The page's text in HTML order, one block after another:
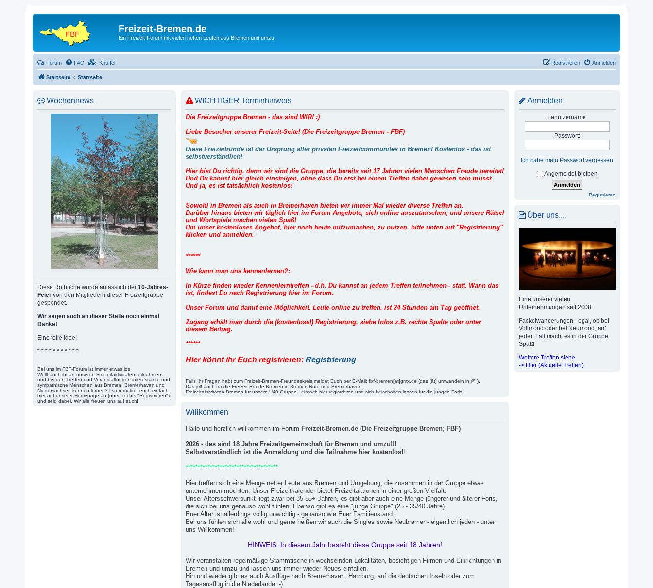
Freizeit-Bremen.de
Ein Freizeit-Forum mit vielen netten Leuten aus Bremen und umzu
Forum FAQ Knuffel Anmelden
Registrieren
Startseite Startseite
WICHTIGER Terminhinweis
Die Freizeitgruppe Bremen - das sind WIR! :)
Liebe Besucher unserer Freizeit-Seite! (Die Freizeitgruppe Bremen - FBF)
Diese Freizeitrunde ist der Ursprung aller privaten Freizeitcommunites in Bremen! Kostenlos - das ist
selbstverständlich!
Hier bist Du richtig, denn wir sind die Gruppe, die bereits seit 17 Jahren vielen Menschen Freude bereitet!
Und Du kannst hier gleich einsteigen, ohne dass Du erst bei einem Treffen dabei gewesen sein musst.
Und ja, es ist tatsächlich kostenlos!
Sowohl in Bremen als auch in Bremerhaven bieten wir immer Mal wieder diverse Treffen an.
Darüber hinaus bieten wir täglich hier im Forum Angebote, sich online auszutauschen, und unsere Rätsel
und Wortspiele machen vielen Spaß!
Um unser kostenloses Angebot, hier noch heute mitzumachen, zu nutzen, bitte unten auf "Registrierung"
klicken und anmelden.
******
Wie kann man uns kennenlernen?:
In Kürze finden wieder Kennenlerntreffen - d.h. Du kannst an jedem Treffen teilnehmen - statt. Wann das
ist, findest Du nach Registrierung hier im Forum.
Unser Forum und damit eine Möglichkeit, Leute online zu treffen, ist 24 Stunden am Tag geöffnet.
Zugang erhält man durch die (kostenlose!) Registrierung, siehe Infos z.B. rechte Spalte oder unter
diesem Beitrag.
******
Hier könnt ihr Euch registrieren:Registrierung
Falls Ihr Fragen habt zum Freizeit-Bremen-Freundeskreis meldet Euch per E-Mail: fbf-bremen[ät]gmx.de (das [ät] umwandeln in @ ).
Das gilt auch für die Freizeit-Runde Bremen in Bremen-Nord und Bremerhaven.
Freizeitaktivitäten Bremen für unsere U40-Gruppe - einfach hier registrieren und sich freischalten lassen für die jungen Foris!
Willkommen
Hallo und herzlich willkommen im Forum Freizeit-Bremen.de (Die Freizeitgruppe Bremen; FBF)
2026 - das sind 18 Jahre Freizeitgemeinschaft für Bremen und umzu!!!
Selbstverständlich ist die Anmeldung und die Teilnahme hier kostenlos!!
**************************************
Hier treffen sich eine Menge netter Leute aus Bremen und Umgebung, die zusammen in der Gruppe etwas
unternehmen möchten. Unser Freizeitkalender bietet Freizeitaktionen in einer großen Vielfalt.
Unser Altersschwerpunkt liegt zwar bei 35-55+ Jahren, es gibt aber auch eine Menge jüngerer und älterer Foris,
die sich bei uns genauso wohl fühlen. Ebenso gibt es eine "junge Gruppe" (25 - 35/40 Jahre).
Euer Alter ist allerdings völlig unwichtig - genauso wie Euer Familienstand.
Bei uns fühlen sich alle wohl und gerne heißen wir auch die Singles sowie Neubremer - eigentlich jeden - unter
uns Willkommen!
HINWEIS: In diesem Jahr besteht diese Gruppe seit 18 Jahren!
Wir veranstalten regelmäßige Stammtische in wechselnden Lokalitäten, besichtigen Firmen und Einrichtungen in
Bremen und umzu und lassen uns immer wieder Neues einfallen.
Hin und wieder gibt es auch Ausflüge nach Bremerhaven, Hamburg, auf die deutschen Inseln oder zum
Tagesausflug in die Niederlande :-)
Anmelden
Benutzername:
Passwort:
Ich habe mein Passwort vergessen
Angemeldet bleiben
Registrieren
Über uns....
Eine unserer vielen
Unternehmungen seit 2008:
Fackelwanderungen - egal, ob bei
Vollmond oder bei Neumond, auf
jeden Fall macht es in der Gruppe
Spaß!
Weitere Treffen siehe
-> Hier (Aktuelle Treffen)
Wochennews
Diese Rotbuche wurde anlässlich der10-Jahres-
Feier von den Mitgliedern dieser Freizeitgruppe
gespendet.
Wir sagen auch an dieser Stelle noch einmal
Danke!
Eine tolle Idee!
* * * * * * * * * * *
Bei uns im FBF-Forum ist immer etwas los.
Wollt auch ihr an unseren Freizeitaktivitäten teilnehmen
und bei den Treffen und Veranstaltungen interessante und
sympathische Menschen aus Bremen, Bremerhaven und
Niedersachsen kennen lernen? Dann meldet euch einfach
hier auf unserer Homepage an (oben rechts "Registrieren")
und seid dabei. Wir alle freuen uns auf euch!